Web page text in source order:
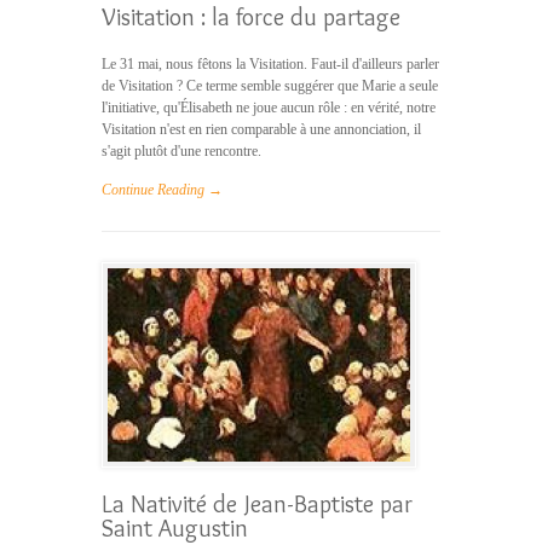
Visitation : la force du partage
Le 31 mai, nous fêtons la Visitation. Faut-il d'ailleurs parler
de Visitation ? Ce terme semble suggérer que Marie a seule
l'initiative, qu'Élisabeth ne joue aucun rôle : en vérité, notre
Visitation n'est en rien comparable à une annonciation, il
s'agit plutôt d'une rencontre.
Continue Reading →
La Nativité de Jean-Baptiste par
Saint Augustin